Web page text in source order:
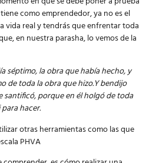
como emprendedor, ya no es el
vida real y tendrás que enfrentar toda
en nuestra parasha, lo vemos de la
séptimo, la obra que había hecho, y
de toda la obra que hizo.Y bendijo
santificó, porque en él holgó de toda
hacer.
otras herramientas como las que
PHVA